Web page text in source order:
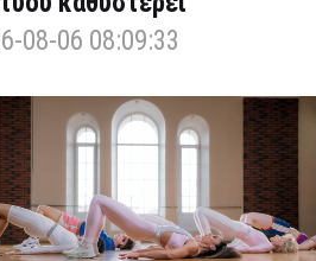
08-06 08:09:33